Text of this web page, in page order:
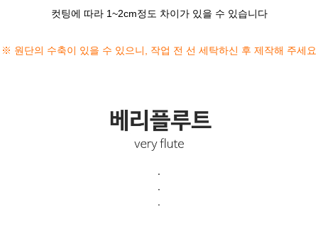
컷팅에 따라 1~2cm정도 차이가 있을 수 있습니다
※ 원단의 수축이 있을 수 있으니, 작업 전 선 세탁하신 후 제작해 주세요